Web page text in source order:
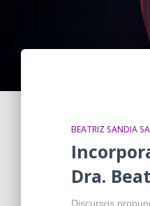
BEATRIZ SANDIA
Dra.
Discursos